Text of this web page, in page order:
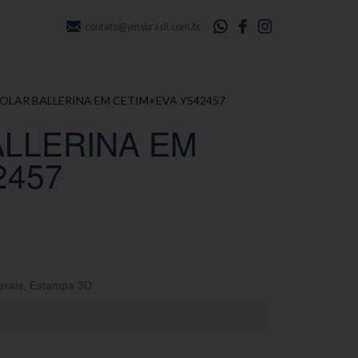
contato@yinsbrasil.com.br
BALLERINA EM CETIM+EVA YS42457
EM
Estampa 3D